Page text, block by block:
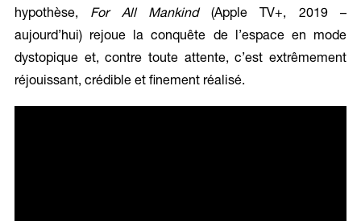
hypothèse, For All Mankind (Apple TV+, 2019 –
aujourd’hui) rejoue la conquête de l’espace en mode
dystopique et, contre toute attente, c’est extrêmement
réjouissant, crédible et finement réalisé.